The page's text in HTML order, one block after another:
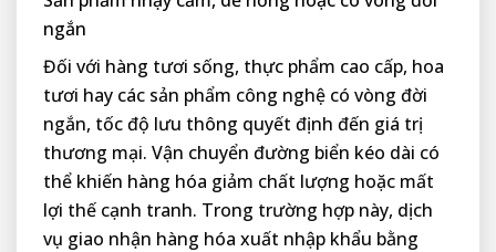
ngắn
Đối với hàng tươi sống, thực phẩm cao cấp, hoa
tươi hay các sản phẩm công nghệ có vòng đời
ngắn, tốc độ lưu thông quyết định đến giá trị
thương mại. Vận chuyển đường biển kéo dài có
thể khiến hàng hóa giảm chất lượng hoặc mất
lợi thế cạnh tranh. Trong trường hợp này, dịch
vụ giao nhận hàng hóa xuất nhập khẩu bằng